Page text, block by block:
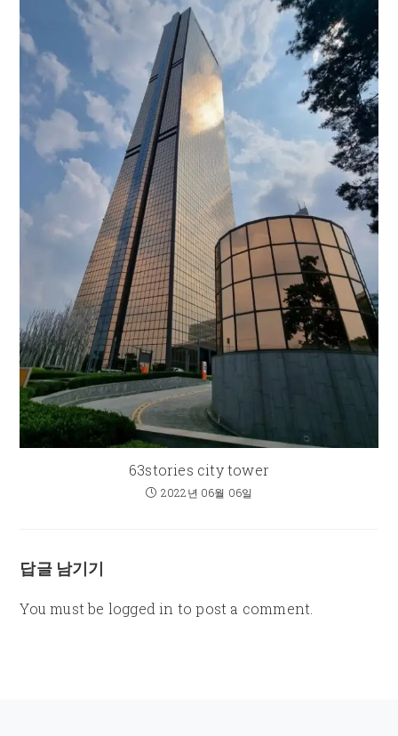
63stories city tower
2022년 06월 06일
답글 남기기
You must be logged in to post a comment.